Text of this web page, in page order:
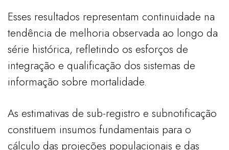
Esses resultados representam continuidade na
tendência de melhoria observada ao longo da
série histórica, refletindo os esforços de
integração e qualificação dos sistemas de
informação sobre mortalidade.
As estimativas de sub-registro e subnotificação
constituem insumos fundamentais para o
cálculo das projeções populacionais e das